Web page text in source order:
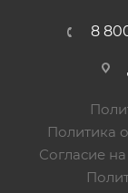
8
Политика
Согласие